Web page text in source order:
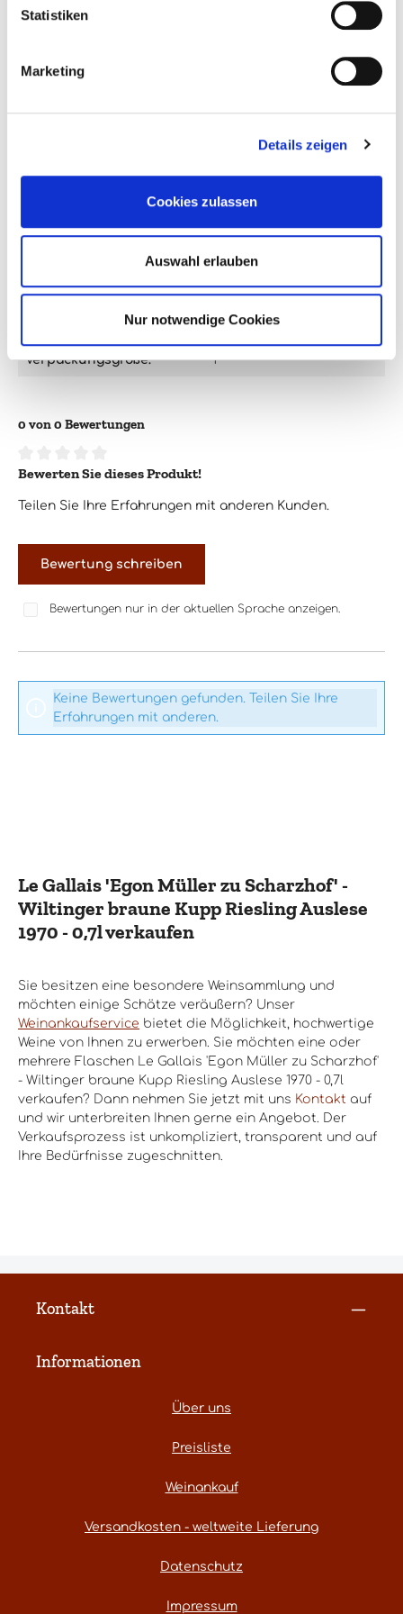
Statistiken
Marketing
Details zeigen
Cookies zulassen
Auswahl erlauben
Nur notwendige Cookies
Weinliebhaber.
0,7l
Jahrgang: 1970
Deutschland
Qualitätsstufe: Auslese
Mosel-Saar-Ruwer
Verpackungsgröße: 1
0 von 0 Bewertungen
Durchschnittliche Bewertung von 0 von 5 Sternen
Bewerten Sie dieses Produkt!
Teilen Sie Ihre Erfahrungen mit anderen Kunden.
Bewertung schreiben
Bewertungen nur in der aktuellen Sprache anzeigen.
Keine Bewertungen gefunden. Teilen Sie Ihre
Erfahrungen mit anderen.
Le Gallais 'Egon Müller zu Scharzhof' -
Wiltinger braune Kupp Riesling Auslese
1970 - 0,7l verkaufen
Sie besitzen eine besondere Weinsammlung und
möchten einige Schätze veräußern? Unser
Weinankaufservice bietet die Möglichkeit, hochwertige
Weine von Ihnen zu erwerben. Sie möchten eine oder
mehrere Flaschen Le Gallais 'Egon Müller zu Scharzhof'
- Wiltinger braune Kupp Riesling Auslese 1970 - 0,7l
verkaufen? Dann nehmen Sie jetzt mit uns Kontakt auf
und wir unterbreiten Ihnen gerne ein Angebot. Der
Verkaufsprozess ist unkompliziert, transparent und auf
Ihre Bedürfnisse zugeschnitten.
Kontakt
Informationen
Über uns
Preisliste
Weinankauf
Versandkosten - weltweite Lieferung
Datenschutz
Impressum